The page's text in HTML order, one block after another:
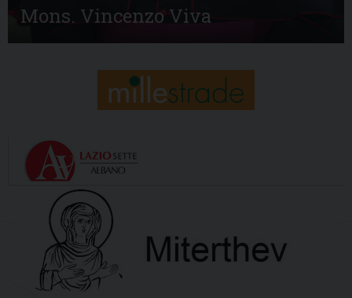
Mons. Vincenzo Viva